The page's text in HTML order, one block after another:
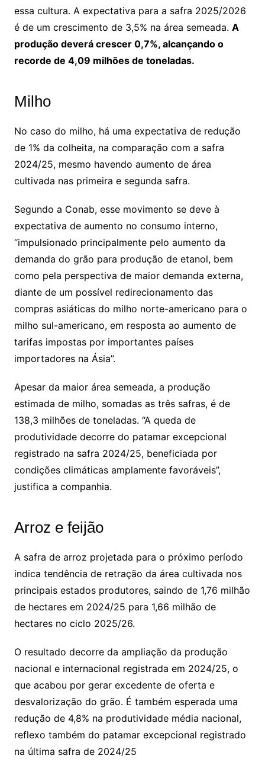
essa cultura. A expectativa para a safra 2025/2026
é de um crescimento de 3,5% na área semeada. A
produção deverá crescer 0,7%, alcançando o
recorde de 4,09 milhões de toneladas.
Milho
No caso do milho, há uma expectativa de redução
de 1% da colheita, na comparação com a safra
2024/25, mesmo havendo aumento de área
cultivada nas primeira e segunda safra.
Segundo a Conab, esse movimento se deve à
expectativa de aumento no consumo interno,
“impulsionado principalmente pelo aumento da
demanda do grão para produção de etanol, bem
como pela perspectiva de maior demanda externa,
diante de um possível redirecionamento das
compras asiáticas do milho norte-americano para o
milho sul-americano, em resposta ao aumento de
tarifas impostas por importantes países
importadores na Ásia”.
Apesar da maior área semeada, a produção
estimada de milho, somadas as três safras, é de
138,3 milhões de toneladas. “A queda de
produtividade decorre do patamar excepcional
registrado na safra 2024/25, beneficiada por
condições climáticas amplamente favoráveis”,
justifica a companhia.
Arroz e feijão
A safra de arroz projetada para o próximo período
indica tendência de retração da área cultivada nos
principais estados produtores, saindo de 1,76 milhão
de hectares em 2024/25 para 1,66 milhão de
hectares no ciclo 2025/26.
O resultado decorre da ampliação da produção
nacional e internacional registrada em 2024/25, o
que acabou por gerar excedente de oferta e
desvalorização do grão. É também esperada uma
redução de 4,8% na produtividade média nacional,
reflexo também do patamar excepcional registrado
na última safra de 2024/25